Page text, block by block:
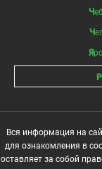
Вся информация на
для ознакомления в
оставляет за собой